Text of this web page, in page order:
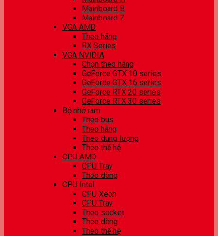
Mainboard B
Mainboard Z
VGA AMD
Theo hãng
RX Series
VGA NVIDIA
Chọn theo hãng
GeForce GTX 10 series
GeForce GTX 16 series
GeForce RTX 20 series
GeForce RTX 30 series
Bộ nhớ ram
Theo bus
Theo hãng
Theo dung lượng
Theo thế hệ
CPU AMD
CPU Tray
Theo dòng
CPU Intel
CPU Xeon
CPU Tray
Theo socket
Theo dòng
Theo thế hệ